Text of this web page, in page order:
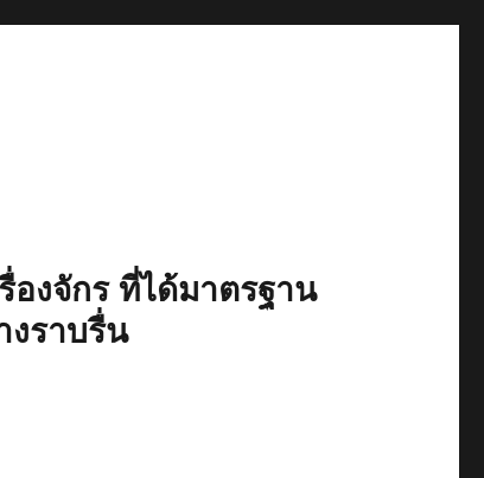
องจักร ที่ได้มาตรฐาน
งราบรื่น